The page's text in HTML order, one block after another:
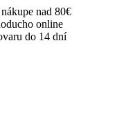
nad 80€
online
do 14 dní